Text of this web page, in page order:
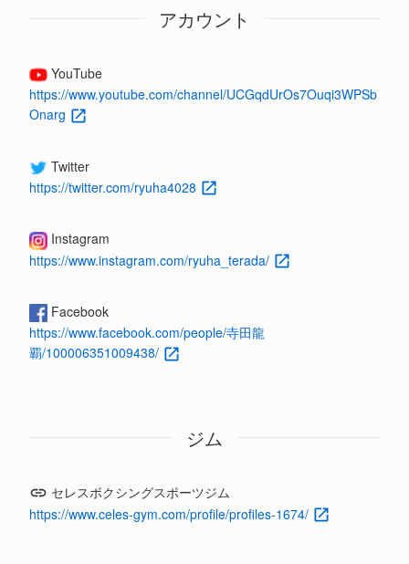
アカウント
YouTube
https://www.youtube.com/channel/UCGqdUrOs7Ouqi3WPSb
Onarg
Twitter
https://twitter.com/ryuha4028
Instagram
https://www.instagram.com/ryuha_terada/
Facebook
https://www.facebook.com/people/寺田龍
覇/100006351009438/
ジム
セレスボクシングスポーツジム
https://www.celes-gym.com/profile/profiles-1674/